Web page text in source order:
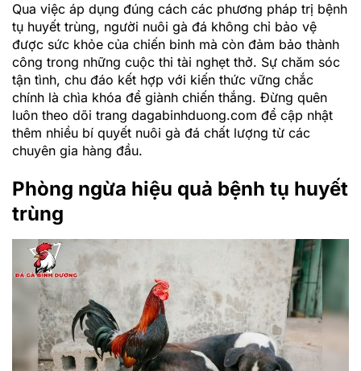
Qua việc áp dụng đúng cách các phương pháp trị bệnh
tụ huyết trùng, người nuôi gà đá không chỉ bảo vệ
được sức khỏe của chiến binh mà còn đảm bảo thành
công trong những cuộc thi tài nghẹt thở. Sự chăm sóc
tận tình, chu đáo kết hợp với kiến thức vững chắc
chính là chìa khóa để giành chiến thắng. Đừng quên
luôn theo dõi trang dagabinhduong.com để cập nhật
thêm nhiều bí quyết nuôi gà đá chất lượng từ các
chuyên gia hàng đầu.
Phòng ngừa hiệu quả bệnh tụ huyết
trùng